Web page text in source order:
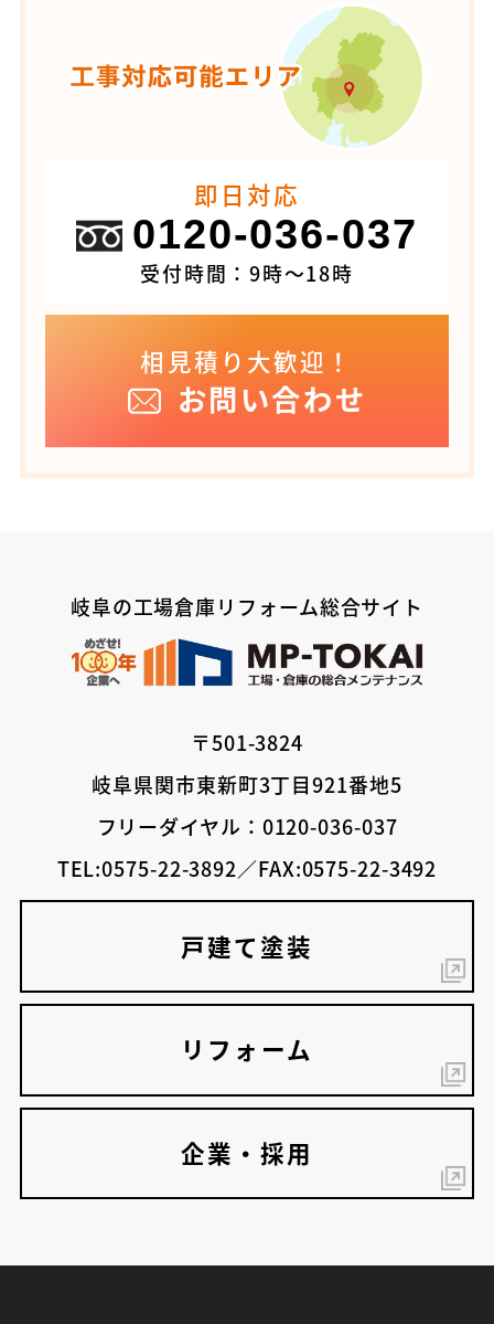
即日対応
0120-036-037
受付時間：9時～18時
相見積り大歓迎！
お問い合わせ
岐阜の工場倉庫リフォーム総合サイト
〒501-3824
岐阜県関市東新町3丁目921番地5
フリーダイヤル：0120-036-037
TEL:0575-22-3892／FAX:0575-22-3492
戸建て塗装
リフォーム
企業・採用